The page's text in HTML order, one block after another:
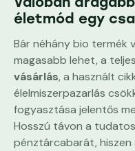
életmód egy
Bár néhány bio
magasabb lehet, a
vásárlás, a használt
élelmiszerpazarlás
fogyasztása jelentős
Hosszú távon a
pénztárcabarát, hiszen